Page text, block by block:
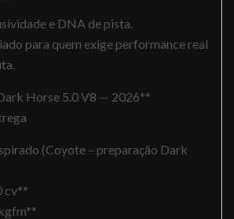
e DNA de pista.
para quem exige performance real
Horse 5.0 V8 — 2026**
(Coyote – preparação Dark
cv**